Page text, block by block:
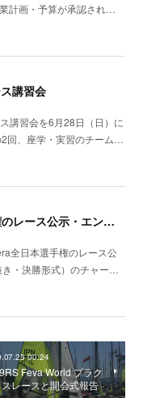
計画・予算が承認され…
講習会
講習会を6月28日（日）に
回、座学・実習のチーム…
8/21金第1回RS Feva/Tera全日本選手権のレース公示・エントリー開始
全日本選手権のレース公
き・決勝形式）のチャー…
00:24
Feva World プラク
レースと開会式報告